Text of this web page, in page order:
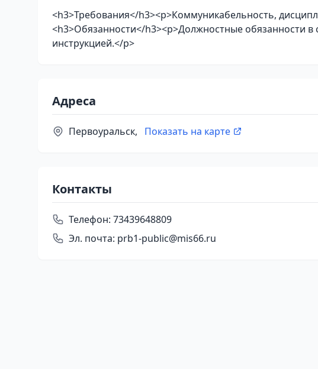
<h3>Требования</h3><p>Коммуникабельность,
<h3>Обязанности</h3><p>Должностные обязанности в
инструкцией.</p>
Адреса
Первоуральск, Показать на карте
Контакты
Телефон: 73439648809
Эл. почта: prb1-public@mis66.ru